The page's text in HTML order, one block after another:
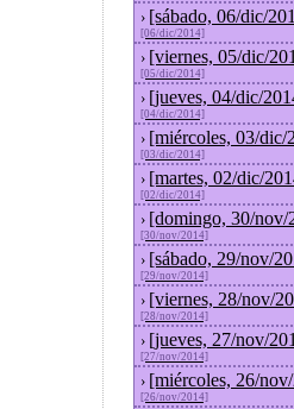
› [sábado, 06/dic/
[06/dic/2014]
› [viernes, 05/dic/
[05/dic/2014]
› [jueves, 04/dic/
[04/dic/2014]
› [miércoles, 03/dic/
[03/dic/2014]
› [martes, 02/dic/
[02/dic/2014]
› [domingo, 30/nov/
[30/nov/2014]
› [sábado, 29/nov/
[29/nov/2014]
› [viernes, 28/nov/
[28/nov/2014]
› [jueves, 27/nov/
[27/nov/2014]
› [miércoles, 26/
[26/nov/2014]